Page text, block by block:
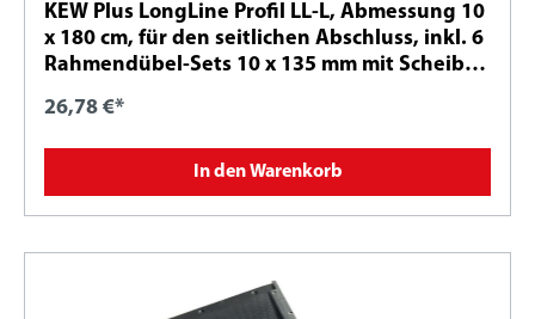
KEW Plus LongLine Profil LL-L, Abmessung 10
x 180 cm, für den seitlichen Abschluss, inkl. 6
Rahmendübel-Sets 10 x 135 mm mit Scheibe
26,78 €*
In den Warenkorb